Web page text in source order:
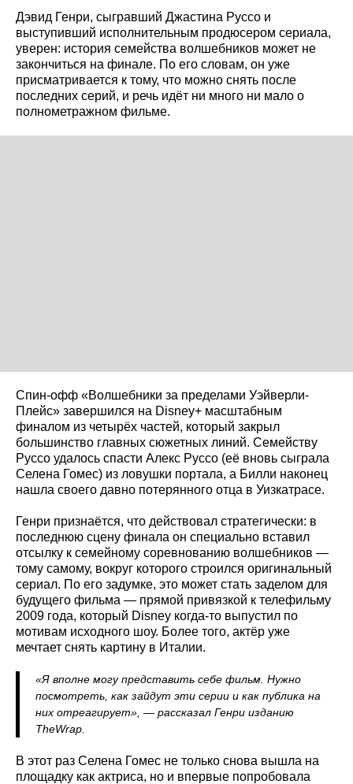
Дэвид Генри, сыгравший Джастина Руссо и
выступивший исполнительным продюсером сериала,
уверен: история семейства волшебников может не
закончиться на финале. По его словам, он уже
присматривается к тому, что можно снять после
последних серий, и речь идёт ни много ни мало о
полнометражном фильме.
Спин-офф «Волшебники за пределами Уэйверли-
Плейс» завершился на Disney+ масштабным
финалом из четырёх частей, который закрыл
большинство главных сюжетных линий. Семейству
Руссо удалось спасти Алекс Руссо (её вновь сыграла
Селена Гомес) из ловушки портала, а Билли наконец
нашла своего давно потерянного отца в Уизкатрасе.
Генри признаётся, что действовал стратегически: в
последнюю сцену финала он специально вставил
отсылку к семейному соревнованию волшебников —
тому самому, вокруг которого строился оригинальный
сериал. По его задумке, это может стать заделом для
будущего фильма — прямой привязкой к телефильму
2009 года, который Disney когда-то выпустил по
мотивам исходного шоу. Более того, актёр уже
мечтает снять картину в Италии.
«Я вполне могу представить себе фильм. Нужно
посмотреть, как зайдут эти серии и как публика на
них отреагирует», — рассказал Генри изданию
TheWrap.
В этот раз Селена Гомес не только снова вышла на
площадку как актриса, но и впервые попробовала